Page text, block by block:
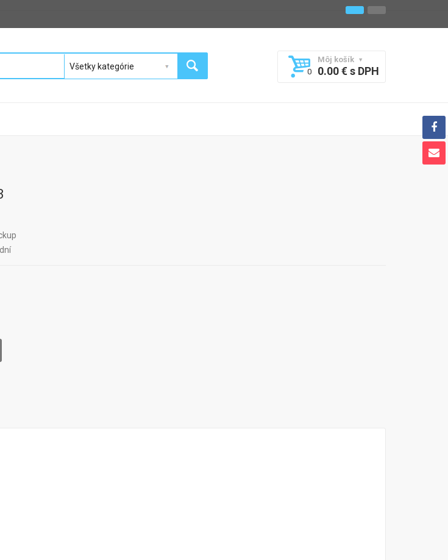
Môj košík
0
0.00 € s DPH